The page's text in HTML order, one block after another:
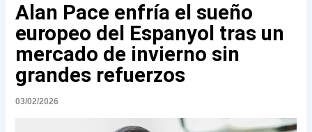
Alan Pace enfría el sueño
europeo del Espanyol tras un
mercado de invierno sin
grandes refuerzos
03/02/2026